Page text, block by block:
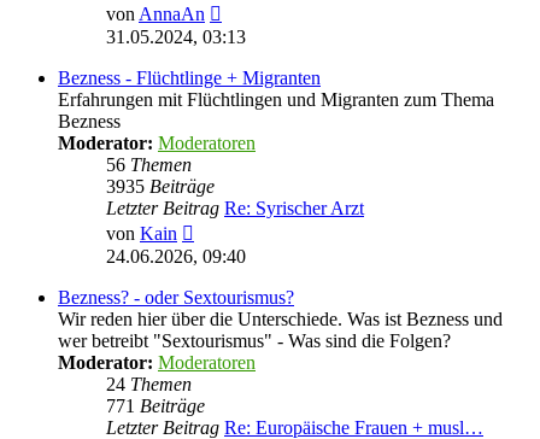
von AnnaAn
Beitrag
31.05.2024, 03:13
Bezness - Flüchtlinge + Migranten
Erfahrungen mit Flüchtlingen und Migranten zum Thema
Bezness
Moderator: Moderatoren
56 Themen
3935 Beiträge
Letzter Beitrag Re: Syrischer Arzt
von Kain
Beitrag
24.06.2026, 09:40
Bezness? - oder Sextourismus?
Wir reden hier über die Unterschiede. Was ist Bezness und
wer betreibt "Sextourismus" - Was sind die Folgen?
Moderator: Moderatoren
24 Themen
771 Beiträge
Letzter Beitrag Re: Europäische Frauen + musl…